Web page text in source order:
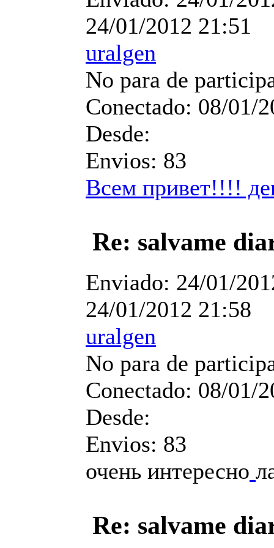
24/01/2012 21:51
uralgen
No para de
Conectado: 08/01/
Desde:
Envios: 83
Всем привет!!!!
Re: salvame
Enviado: 24/01/
24/01/2012 21:58
uralgen
No para de
Conectado: 08/01/
Desde:
Envios: 83
очень интересно
Re: salvame